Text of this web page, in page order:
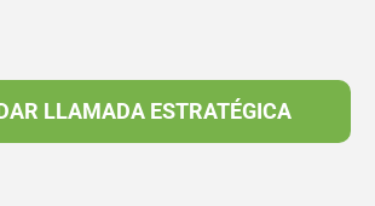
LLAMADA ESTRATÉGICA